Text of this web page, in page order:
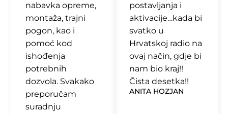
nabavka opreme,
montaža, trajni
pogon, kao i
pomoć kod
ishođenja
potrebnih
dozvola. Svakako
preporučam
suradnju
postavljanja i
aktivacije…kada bi
svatko u
Hrvatskoj radio na
ovaj način, gdje bi
nam bio kraj!!
Čista desetka!!
ANITA HOZJAN